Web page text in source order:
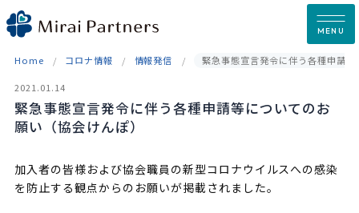
Skip
to
MENU
Home コロナ情報 情報発信 緊急事態宣言発令に伴う各種申請
2021.01.14
緊急事態宣言発令に伴う各種申請等についてのお
願い（協会けんぽ）
加入者の皆様および協会職員の新型コロナウイルスへの感染
を防止する観点からのお願いが掲載されました。